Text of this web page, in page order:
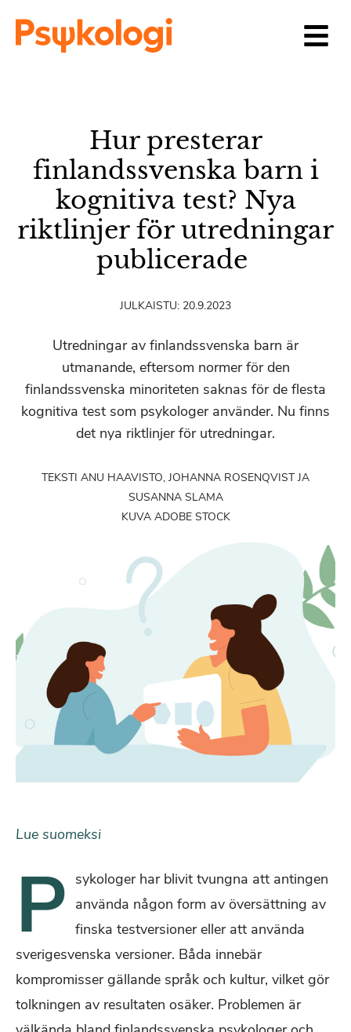
Hur presterar
finlandssvenska barn i
kognitiva test? Nya
riktlinjer för utredningar
publicerade
JULKAISTU: 20.9.2023
Utredningar av finlandssvenska barn är
utmanande, eftersom normer för den
finlandssvenska minoriteten saknas för de flesta
kognitiva test som psykologer använder. Nu finns
det nya riktlinjer för utredningar.
TEKSTI ANU HAAVISTO, JOHANNA ROSENQVIST JA
SUSANNA SLAMA
KUVA ADOBE STOCK
Lue suomeksi
P sykologer har blivit tvungna att antingen
använda någon form av översättning av
finska testversioner eller att använda
sverigesvenska versioner. Båda innebär
kompromisser gällande språk och kultur, vilket gör
tolkningen av resultaten osäker. Problemen är